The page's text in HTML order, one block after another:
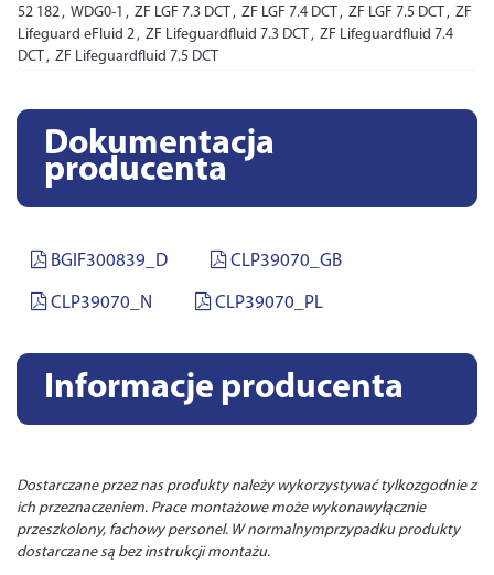
52 182 , WDG0-1 , ZF LGF 7.3 DCT , ZF LGF 7.4 DCT , ZF LGF 7.5 DCT , ZF
Lifeguard eFluid 2 , ZF Lifeguardfluid 7.3 DCT , ZF Lifeguardfluid 7.4
DCT , ZF Lifeguardfluid 7.5 DCT
Dokumentacja
producenta
BGIF300839_D CLP39070_GB
CLP39070_N CLP39070_PL
Informacje producenta
Dostarczane przez nas produkty należy wykorzystywać tylkozgodnie z
ich przeznaczeniem. Prace montażowe może wykonawyłącznie
przeszkolony, fachowy personel. W normalnymprzypadku produkty
dostarczane są bez instrukcji montażu.